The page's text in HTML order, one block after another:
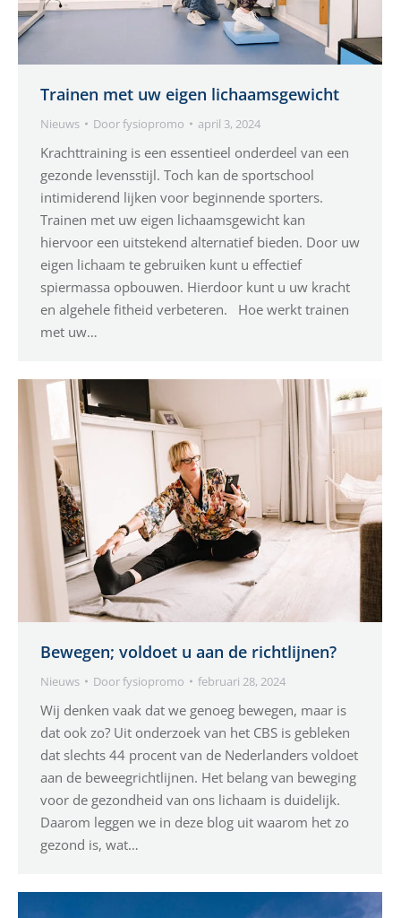
Trainen met uw eigen lichaamsgewicht
Nieuws Doorfysiopromo april 3, 2024
Krachttraining is een essentieel onderdeel van een
gezonde levensstijl. Toch kan de sportschool
intimiderend lijken voor beginnende sporters.
Trainen met uw eigen lichaamsgewicht kan
hiervoor een uitstekend alternatief bieden. Door uw
eigen lichaam te gebruiken kunt u effectief
spiermassa opbouwen. Hierdoor kunt u uw kracht
en algehele fitheid verbeteren. Hoe werkt trainen
met uw…
Bewegen; voldoet u aan de richtlijnen?
Nieuws Doorfysiopromo februari 28, 2024
Wij denken vaak dat we genoeg bewegen, maar is
dat ook zo? Uit onderzoek van het CBS is gebleken
dat slechts 44 procent van de Nederlanders voldoet
aan de beweegrichtlijnen. Het belang van beweging
voor de gezondheid van ons lichaam is duidelijk.
Daarom leggen we in deze blog uit waarom het zo
gezond is, wat…